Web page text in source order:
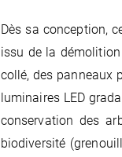
Dès sa conception,
issu de la
collé, des panneaux
luminaires LED
conservation des
biodiversité